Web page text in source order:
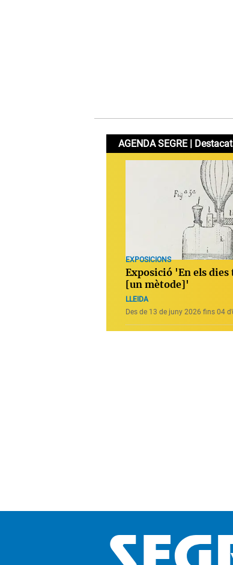
AGENDA SEGRE |
EXPOSICIONS
Exposició 'En els dies
[un mètode]'
LLEIDA
Des de 13 de juny 2026 fins 04